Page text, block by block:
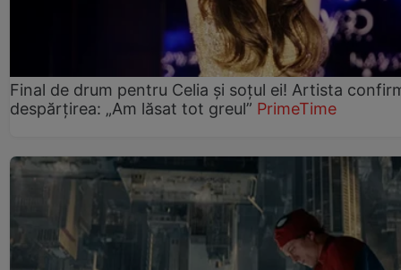
Final de drum pentru Celia și soțul ei! Artista
despărțirea: „Am lăsat tot greul” PrimeTime